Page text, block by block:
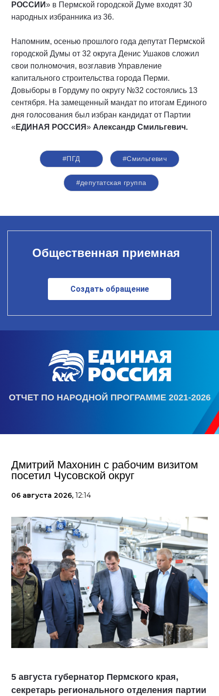
РОССИИ» в Пермской городской Думе входят 30
народных избранника из 36.
Напомним, осенью прошлого года депутат Пермской
городской Думы от 32 округа Денис Ушаков сложил
свои полномочия, возглавив Управление
капитального строительства города Перми.
Довыборы в Гордуму по округу №32 состоялись 13
сентября. На замещенный мандат по итогам Единого
дня голосования был избран кандидат от Партии
« ЕДИНАЯ РОССИЯ» Александр Смильгевич.
#ПГД #Смильгевич
#депутатская группа
Общественная приемная
Создать обращение
ОТЧЕТ ПО НАРОДНОЙ ПРОГРАММЕ 2021-2026
Дмитрий Махонин с рабочим визитом
посетил Чусовской округ
06 августа 2026, 12:14
5 августа губернатор Пермского края,
секретарь регионального отделения партии